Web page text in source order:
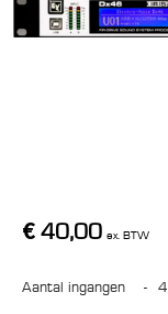
€ 40,00 ex. BTW
Aantal ingangen - 4